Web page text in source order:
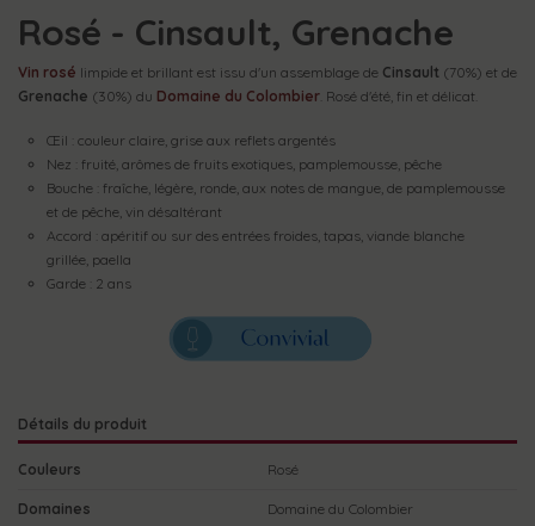
Rosé - Cinsault, Grenache
Vin rosé limpide et brillant est issu d'un assemblage de Cinsault (70%) et de
Grenache (30%) du Domaine du Colombier . Rosé d'été, fin et délicat.
Œil : couleur claire, grise aux reflets argentés
Nez : fruité, arômes de fruits exotiques, pamplemousse, pêche
Bouche : fraîche, légère, ronde, aux notes de mangue, de pamplemousse
et de pêche, vin désaltérant
Accord : apéritif ou sur des entrées froides, tapas, viande blanche
grillée, paella
Garde : 2 ans
Détails du produit
Couleurs Rosé
Domaines Domaine du Colombier